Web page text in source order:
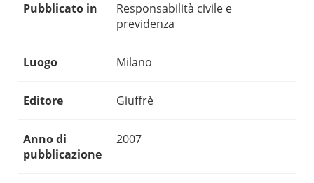
Pubblicato in
Responsabilità civile e
previdenza
Luogo Milano
Editore Giuffrè
Anno di
pubblicazione
2007